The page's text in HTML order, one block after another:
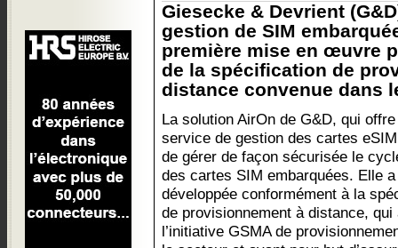
Giesecke & Devrient
gestion de SIM
première mise en œuvre
de la spécification de
distance convenue dans
La solution AirOn de G&D, qui
service de gestion des cartes
de gérer de façon sécurisée le
des cartes SIM embarquées. Elle
développée conformément à la
de provisionnement à distance,
l’initiative GSMA de